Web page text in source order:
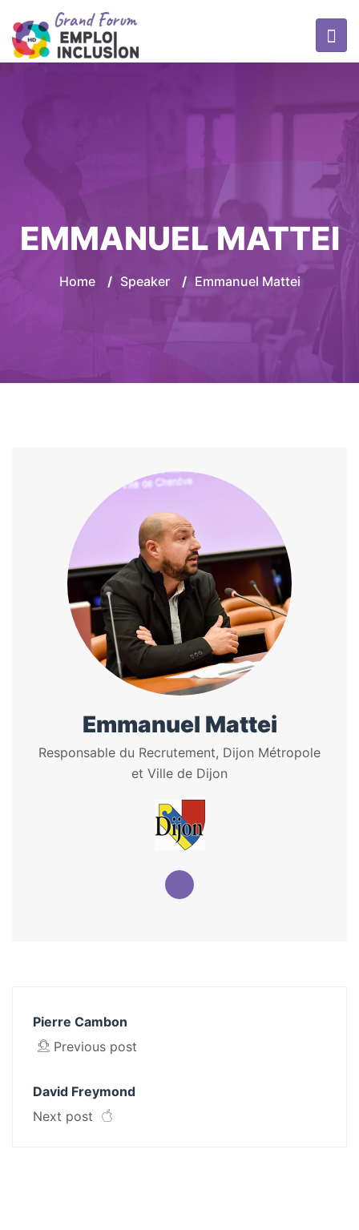
EMMANUEL MATTEI
Home / Speaker / Emmanuel Mattei
Emmanuel Mattei
Responsable du Recrutement, Dijon Métropole
et Ville de Dijon
Pierre Cambon
Previous post
David Freymond
Next post